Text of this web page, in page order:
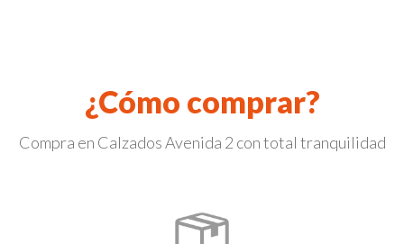
¿Cómo comprar?
Compra en Calzados Avenida 2 con total tranquilidad